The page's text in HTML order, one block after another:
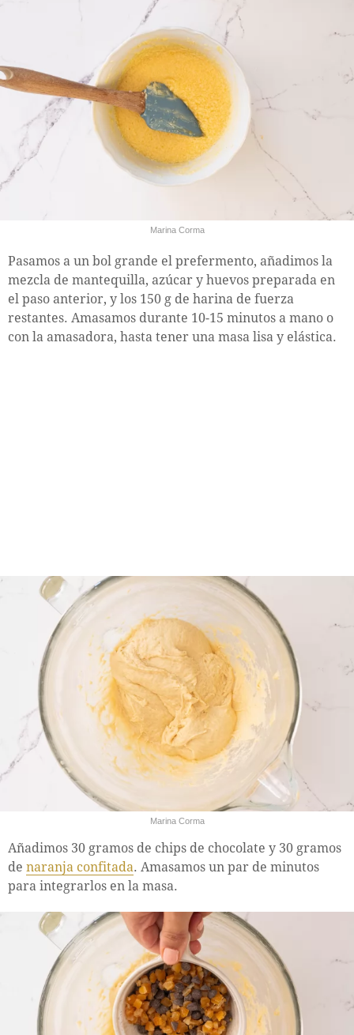
Marina Corma
Pasamos a un bol grande el prefermento, añadimos la
mezcla de mantequilla, azúcar y huevos preparada en
el paso anterior, y los 150 g de harina de fuerza
restantes. Amasamos durante 10-15 minutos a mano o
con la amasadora, hasta tener una masa lisa y elástica.
Marina Corma
Añadimos 30 gramos de chips de chocolate y 30 gramos
de naranja confitada. Amasamos un par de minutos
para integrarlos en la masa.